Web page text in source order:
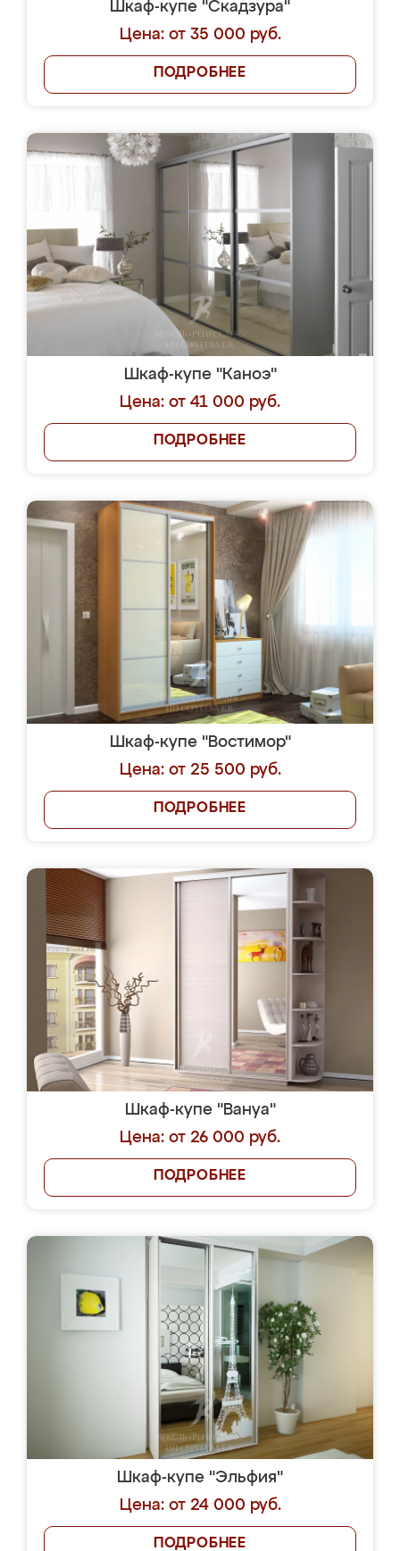
Шкаф-купе "Скадзура"
Цена: от 35 000 руб.
ПОДРОБНЕЕ
Шкаф-купе "Каноэ"
Цена: от 41 000 руб.
ПОДРОБНЕЕ
Шкаф-купе "Востимор"
Цена: от 25 500 руб.
ПОДРОБНЕЕ
Шкаф-купе "Вануа"
Цена: от 26 000 руб.
ПОДРОБНЕЕ
Шкаф-купе "Эльфия"
Цена: от 24 000 руб.
ПОДРОБНЕЕ